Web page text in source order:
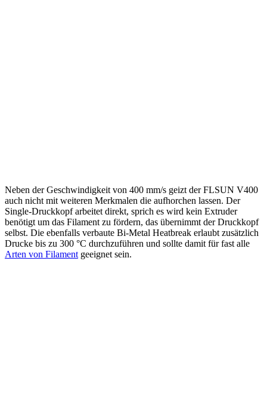
Neben der Geschwindigkeit von 400 mm/s geizt der FLSUN V400
auch nicht mit weiteren Merkmalen die aufhorchen lassen. Der
Single-Druckkopf arbeitet direkt, sprich es wird kein Extruder
benötigt um das Filament zu fördern, das übernimmt der Druckkopf
selbst. Die ebenfalls verbaute Bi-Metal Heatbreak erlaubt zusätzlich
Drucke bis zu 300 °C durchzuführen und sollte damit für fast alle
Arten von Filament geeignet sein.